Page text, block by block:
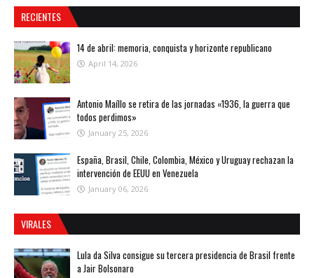
RECIENTES
14 de abril: memoria, conquista y horizonte republicano
April 14, 2026
Antonio Maíllo se retira de las jornadas «1936, la guerra que
todos perdimos»
January 25, 2026
España, Brasil, Chile, Colombia, México y Uruguay rechazan la
intervención de EEUU en Venezuela
January 06, 2026
VIRALES
Lula da Silva consigue su tercera presidencia de Brasil frente
a Jair Bolsonaro